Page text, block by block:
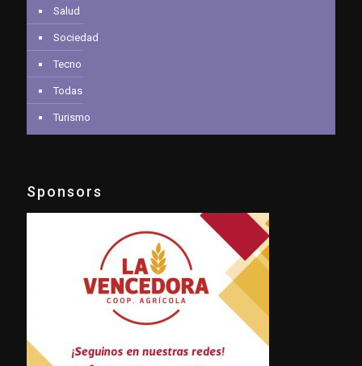
Salud
Sociedad
Tecno
Todas
Turismo
Sponsors